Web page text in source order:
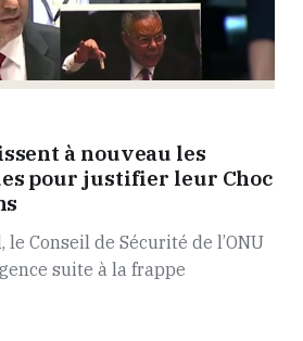
à nouveau les
pour justifier leur Choc
Conseil de Sécurité de l’ONU
suite à la frappe